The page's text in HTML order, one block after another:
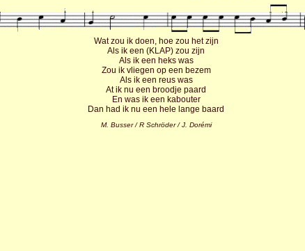
Wat zou ik doen, hoe zou het zijn
Als ik een (KLAP) zou zijn
Als ik een heks was
Zou ik vliegen op een bezem
Als ik een reus was
At ik nu een broodje paard
En was ik een kabouter
Dan had ik nu een hele lange baard
M. Busser / R Schröder / J. Dorémi